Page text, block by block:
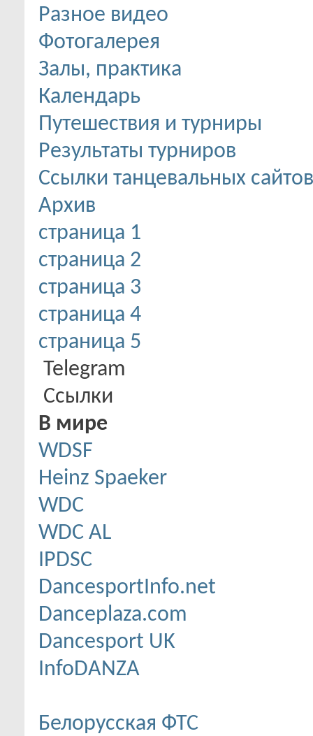
Разное видео
Фотогалерея
Залы, практика
Календарь
Путешествия и турниры
Результаты турниров
Ссылки танцевальных сайтов
Архив
страница 1
страница 2
страница 3
страница 4
страница 5
Telegram
Ссылки
В мире
WDSF
Heinz Spaeker
WDC
WDC AL
IPDSC
DancesportInfo.net
Danceplaza.com
Dancesport UK
InfoDANZA
Белорусская ФТС